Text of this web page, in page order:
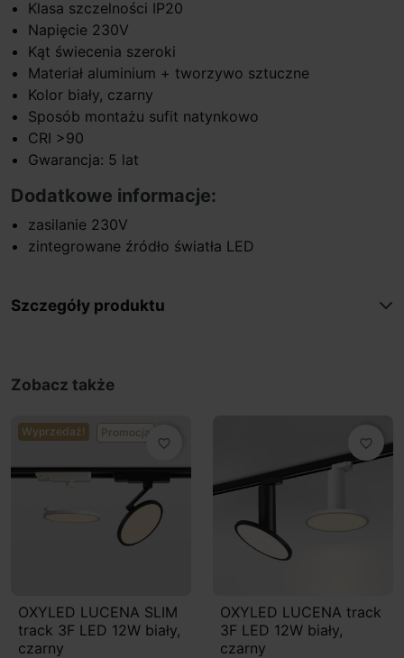
Klasa szczelności IP20
Napięcie 230V
Kąt świecenia szeroki
Materiał aluminium + tworzywo sztuczne
Kolor biały, czarny
Sposób montażu sufit natynkowo
CRI >90
Gwarancja: 5 lat
Dodatkowe informacje:
zasilanie 230V
zintegrowane źródło światła LED
Szczegóły produktu
Zobacz także
Wyprzedaż! Promocja
favorite_border
OXYLED LUCENA SLIM
track 3F LED 12W biały,
czarny
favorite_border
OXYLED LUCENA track
3F LED 12W biały,
czarny